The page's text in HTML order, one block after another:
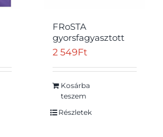
FRoSTA
gyorsfagyasztott
elősütött halrudak
ropogós panírban
15 db 450 g
2 549Ft
Kosárba
teszem
Részletek